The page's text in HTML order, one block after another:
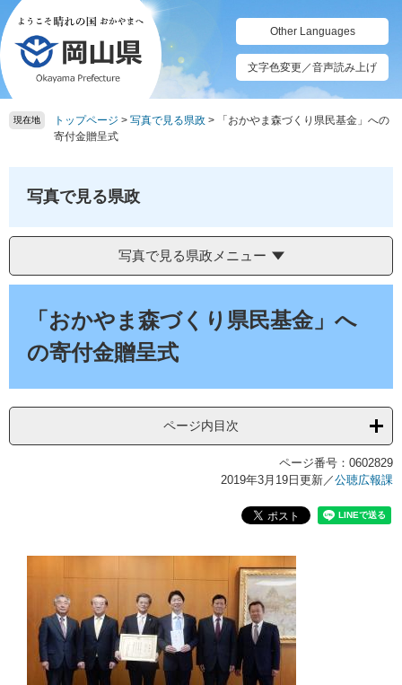
ペ
ー
ジ
の
先
頭
メ
ニ
ュ
ー
を
飛
Other Languages
文字色変更／音声読み上げ
現在地 トップページ > 写真で見る県政 >
「おかやま森づくり県民基金」への
寄付金贈呈式
写真で見る県政
写真で見る県政メニュー
「おかやま森づくり県民基金」へ
の寄付金贈呈式
ページ内目次
ページ番号：0602829
2019年3月19日更新／公聴広報課